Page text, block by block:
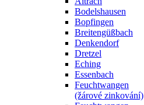
Bodelshausen
Bopfingen
Breitengüßbach
Denkendorf
Dretzel
Eching
Essenbach
Feuchtwangen
(žárové zinkování)